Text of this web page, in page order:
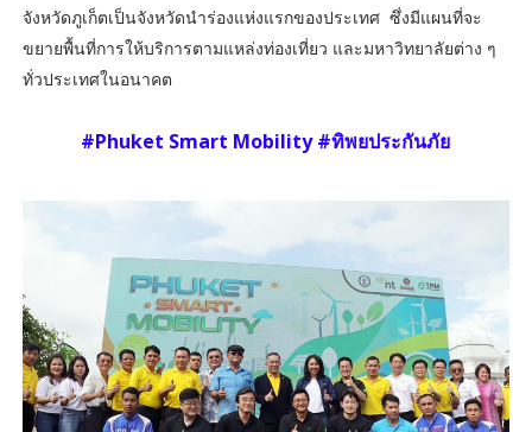
จังหวัดภูเก็ตเป็นจังหวัดนำร่องแห่งแรกของประเทศ ซึ่งมีแผนที่จะ
ขยายพื้นที่การให้บริการตามแหล่งท่องเที่ยว และมหาวิทยาลัยต่าง ๆ
ทั่วประเทศในอนาคต
#Phuket Smart Mobility #ทิพยประกันภัย